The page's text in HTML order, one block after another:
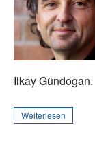
Ilkay Gündogan.
Weiterlesen